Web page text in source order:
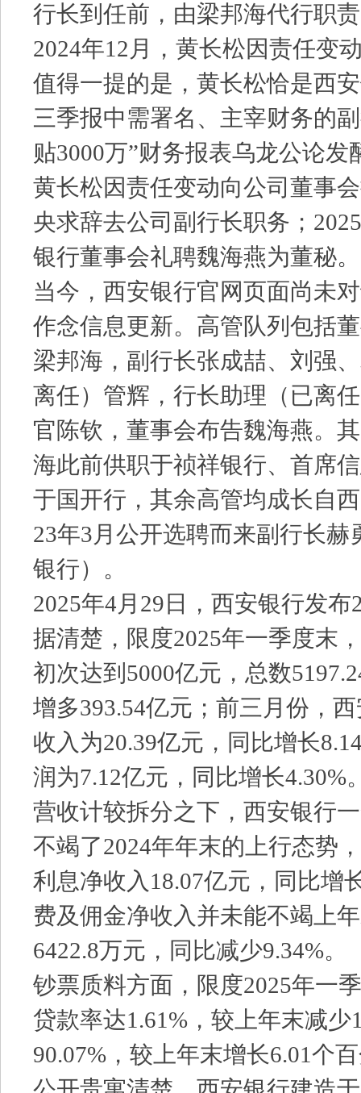
行长到任前，由梁邦海代行职
2024年12月，黄长松因责任变
值得一提的是，黄长松恰是西
三季报中需署名、主宰财务的
贴3000万”财务报表乌龙公论发
黄长松因责任变动向公司董事
央求辞去公司副行长职务；
银行董事会礼聘魏海燕为董秘。
当今，西安银行官网页面尚未
作念信息更新。高管队列包括
梁邦海，副行长张成喆、刘强
离任）管辉，行长助理（已离
官陈钦，董事会布告魏海燕。
海此前供职于祯祥银行、首席
于国开行，其余高管均成长自
23年3月公开选聘而来副行长赫
银行）。
2025年4月29日，西安银行发布
据清楚，限度2025年一季度末
初次达到5000亿元，总数
增多393.54亿元；前三月份，
收入为20.39亿元，同比增长
润为7.12亿元，同比增长4.30%
营收计较拆分之下，西安银行
不竭了2024年年末的上行态势
利息净收入18.07亿元，同比增
费及佣金净收入并未能不竭上
6422.8万元，同比减少9.34%。
钞票质料方面，限度2025年一
贷款率达1.61%，较上年末减少
90.07%，较上年末增长6.01个